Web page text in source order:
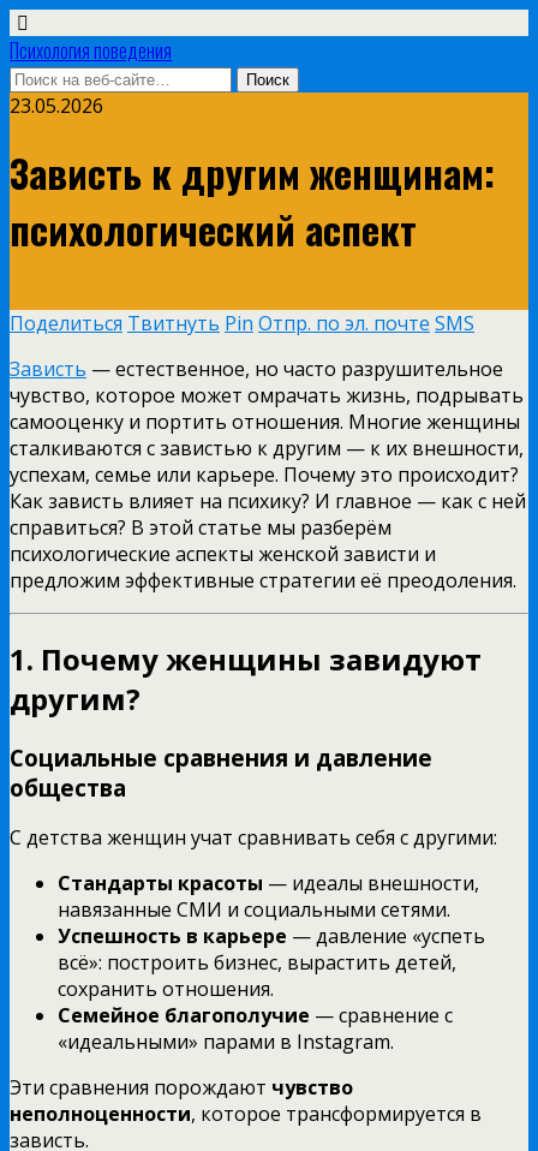
Психология поведения
23.05.2026
Зависть к другим женщинам:
психологический аспект
Поделиться Твитнуть Pin Отпр. по эл. почте SMS
Зависть — естественное, но часто разрушительное
чувство, которое может омрачать жизнь, подрывать
самооценку и портить отношения. Многие женщины
сталкиваются с завистью к другим — к их внешности,
успехам, семье или карьере. Почему это происходит?
Как зависть влияет на психику? И главное — как с ней
справиться? В этой статье мы разберём
психологические аспекты женской зависти и
предложим эффективные стратегии её преодоления.
1. Почему женщины завидуют
другим?
Социальные сравнения и давление
общества
С детства женщин учат сравнивать себя с другими:
Стандарты красоты — идеалы внешности,
навязанные СМИ и социальными сетями.
Успешность в карьере — давление «успеть
всё»: построить бизнес, вырастить детей,
сохранить отношения.
Семейное благополучие — сравнение с
«идеальными» парами в Instagram.
Эти сравнения порождают чувство
неполноценности, которое трансформируется в
зависть.